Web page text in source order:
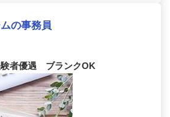
の事務員
験者優遇 ブランクOK